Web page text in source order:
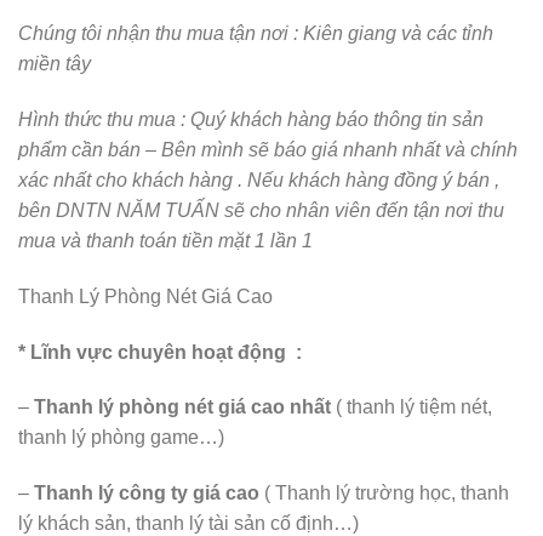
Chúng tôi nhận thu mua tận nơi : Kiên giang và các tỉnh
miền tây
Hình thức thu mua : Quý khách hàng báo thông tin sản
phẩm cần bán – Bên mình sẽ báo giá nhanh nhất và chính
xác nhất cho khách hàng . Nếu khách hàng đồng ý bán ,
bên DNTN NĂM TUẤN sẽ cho nhân viên đến tận nơi thu
mua và thanh toán tiền mặt 1 lần 1
Thanh Lý Phòng Nét Giá Cao
* Lĩnh vực chuyên hoạt động :
– Thanh lý phòng nét giá cao nhất ( thanh lý tiệm nét,
thanh lý phòng game…)
– Thanh lý công ty giá cao ( Thanh lý trường học, thanh
lý khách sản, thanh lý tài sản cố định…)